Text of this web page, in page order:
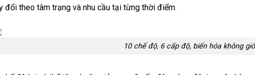
đổi theo tâm trạng và nhu cầu tại từng thời điểm.
10 chế độ, 6 cấp độ, biến hóa không